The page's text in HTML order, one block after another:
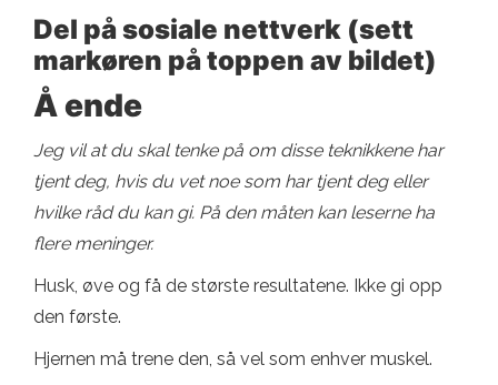
Del på sosiale nettverk (sett
markøren på toppen av bildet)
Å ende
Jeg vil at du skal tenke på om disse teknikkene har
tjent deg, hvis du vet noe som har tjent deg eller
hvilke råd du kan gi. På den måten kan leserne ha
flere meninger.
Husk, øve og få de største resultatene. Ikke gi opp
den første.
Hjernen må trene den, så vel som enhver muskel.